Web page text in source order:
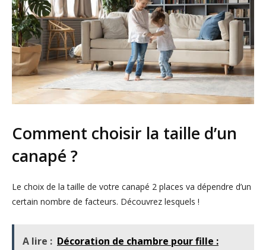
Comment choisir la taille d’un
canapé ?
Le choix de la taille de votre canapé 2 places va dépendre d’un
certain nombre de facteurs. Découvrez lesquels !
A lire : Décoration de chambre pour fille :